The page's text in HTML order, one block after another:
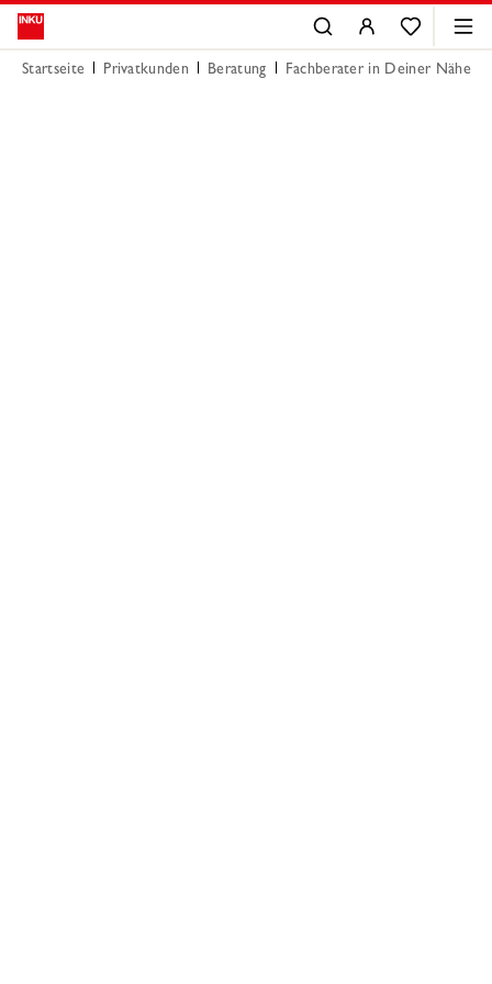
Startseite Privatkunden Beratung Fachberater in Deiner Nähe